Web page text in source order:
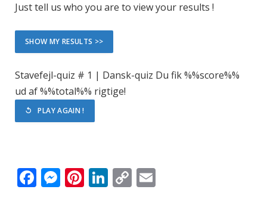
Just tell us who you are to view your results !
SHOW MY RESULTS >>
Stavefejl-quiz # 1 | Dansk-quiz Du fik %%score%%
ud af %%total%% rigtige!
↺ PLAY AGAIN !
Facebook
Messenger
Pinterest
LinkedIn
Copy